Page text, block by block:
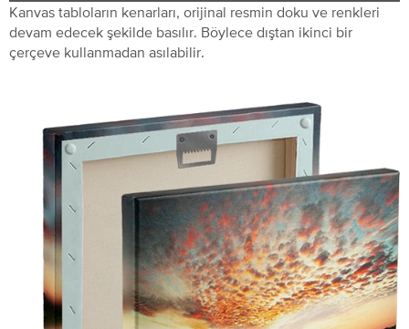
Kanvas tabloların kenarları, orijinal resmin doku ve renkleri
devam edecek şekilde basılır. Böylece dıştan ikinci bir
çerçeve kullanmadan asılabilir.